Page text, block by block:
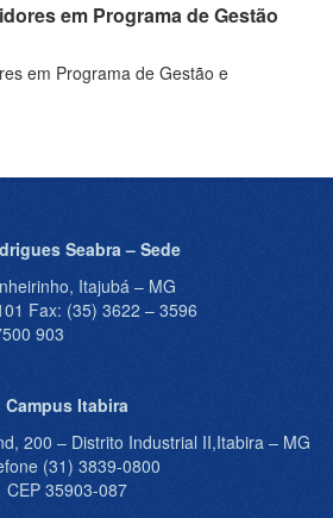
em Programa de Gestão
em Programa de Gestão e
Seabra – Sede
Itajubá – MG
Fax: (35) 3622 – 3596
903
Campus Itabira
200 – Distrito Industrial II,Itabira – MG
(31) 3839-0800
CEP 35903-087